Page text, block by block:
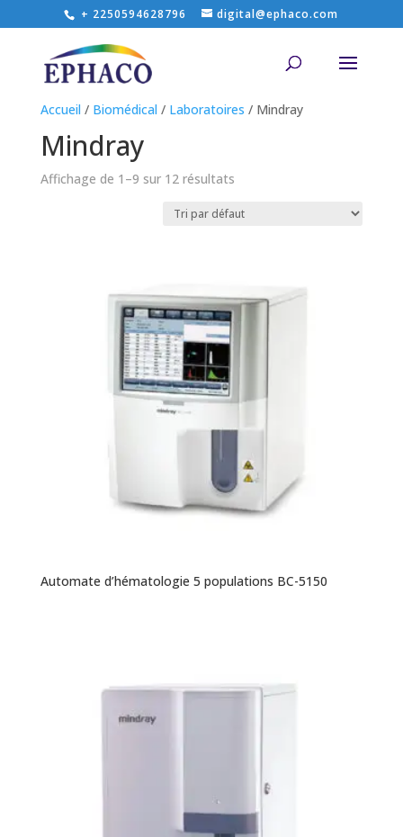
+ 2250594628796 digital@ephaco.com
Accueil / Biomédical / Laboratoires / Mindray
Mindray
Affichage de 1–9 sur 12 résultats
Automate d’hématologie 5 populations BC-5150